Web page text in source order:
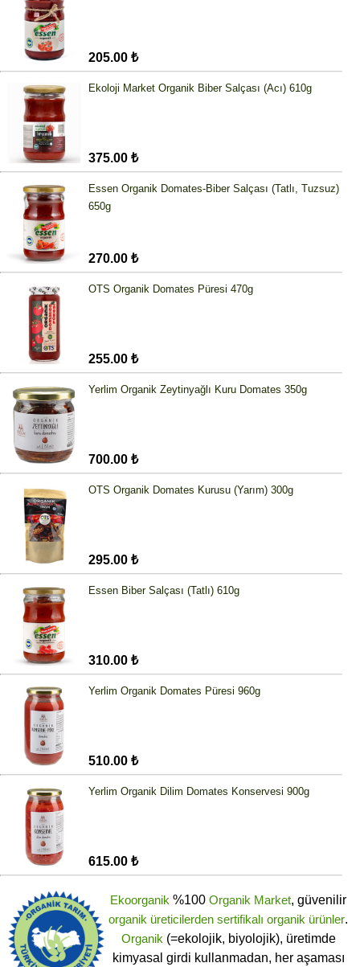
205.00 ₺
Ekoloji Market Organik Biber Salçası (Acı) 610g
375.00 ₺
Essen Organik Domates-Biber Salçası (Tatlı, Tuzsuz)
650g
270.00 ₺
OTS Organik Domates Püresi 470g
255.00 ₺
Yerlim Organik Zeytinyağlı Kuru Domates 350g
700.00 ₺
OTS Organik Domates Kurusu (Yarım) 300g
295.00 ₺
Essen Biber Salçası (Tatlı) 610g
310.00 ₺
Yerlim Organik Domates Püresi 960g
510.00 ₺
Yerlim Organik Dilim Domates Konservesi 900g
615.00 ₺
Ekoorganik %100 Organik Market, güvenilir
organik üreticilerden sertifikalı organik ürünler.
Organik (=ekolojik, biyolojik), üretimde
kimyasal girdi kullanmadan, her aşaması